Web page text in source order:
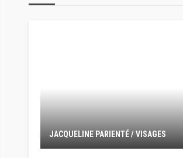
JACQUELINE PARIENTÉ / VISAGES